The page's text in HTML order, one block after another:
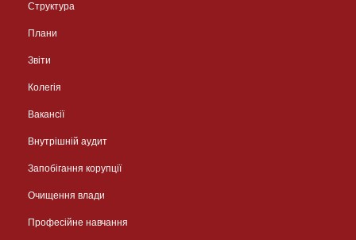
Структура
Плани
Звіти
Колегія
Вакансії
Внутрішній аудит
Запобігання корупції
Очищення влади
Професійне навчання